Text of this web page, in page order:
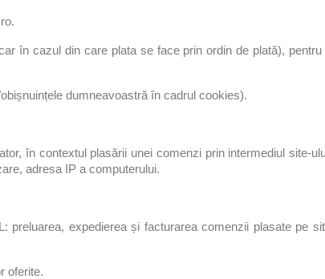
în cazul din care plata se face prin ordin de plată),
dumneavoastră în cadrul cookies).
în contextul plasării unei comenzi prin intermediul site-
adresa IP a computerului.
preluarea, expedierea și facturarea comenzii plasate pe
oferite.